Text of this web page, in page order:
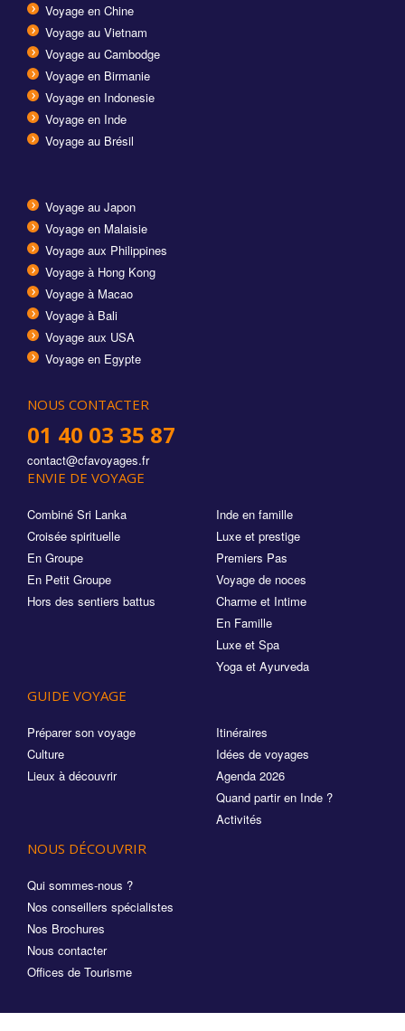
Voyage en Chine
Voyage au Vietnam
Voyage au Cambodge
Voyage en Birmanie
Voyage en Indonesie
Voyage en Inde
Voyage au Brésil
Voyage au Japon
Voyage en Malaisie
Voyage aux Philippines
Voyage à Hong Kong
Voyage à Macao
Voyage à Bali
Voyage aux USA
Voyage en Egypte
NOUS CONTACTER
01 40 03 35 87
contact@cfavoyages.fr
ENVIE DE VOYAGE
Combiné Sri Lanka
Croisée spirituelle
En Groupe
En Petit Groupe
Hors des sentiers battus
Inde en famille
Luxe et prestige
Premiers Pas
Voyage de noces
Charme et Intime
En Famille
Luxe et Spa
Yoga et Ayurveda
GUIDE VOYAGE
Préparer son voyage
Culture
Lieux à découvrir
Itinéraires
Idées de voyages
Agenda 2026
Quand partir en Inde ?
Activités
NOUS DÉCOUVRIR
Qui sommes-nous ?
Nos conseillers spécialistes
Nos Brochures
Nous contacter
Offices de Tourisme